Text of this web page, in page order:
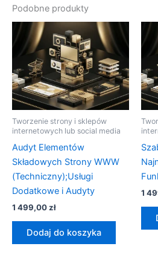
Podobne produkty
Tworzenie strony i sklepów
internetowych lub social media
Audyt Elementów
Składowych Strony WWW
(Techniczny);Usługi
Dodatkowe i Audyty
1 499,00zł
Dodaj do koszyka
1